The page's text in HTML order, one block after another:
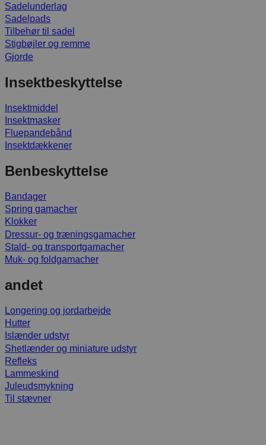
Sadelunderlag
Sadelpads
Tilbehør til sadel
Stigbøjler og remme
Gjorde
Insektbeskyttelse
Insektmiddel
Insektmasker
Fluepandebånd
Insektdækkener
Benbeskyttelse
Bandager
Spring gamacher
Klokker
Dressur- og træningsgamacher
Stald- og transportgamacher
Muk- og foldgamacher
andet
Longering og jordarbejde
Hutter
Islænder udstyr
Shetlænder og miniature udstyr
Refleks
Lammeskind
Juleudsmykning
Til stævner